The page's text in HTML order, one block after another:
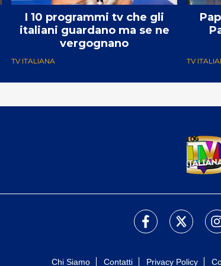
I 10 programmi tv che gli
italiani guardano ma se ne
vergognano
TV ITALIANA TV
Chi Siamo Contatti Privacy Policy